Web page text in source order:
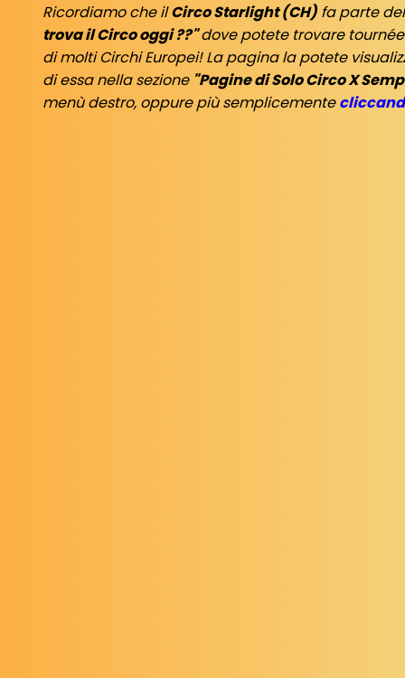
Ricordiamo che ilCirco Starlight (CH) fa parte
trova il Circo oggi ??"dove potete trovare
di molti Circhi Europei! La pagina la potete
di essa nella sezione "Pagine di Solo Circo X
menù destro, oppure più semplicemente